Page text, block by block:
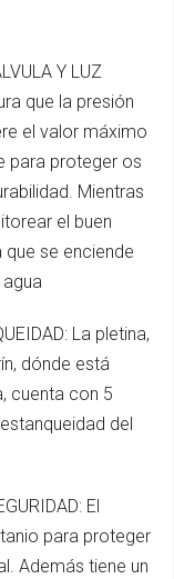
Y LUZ
que la presión
el valor máximo
para proteger os
Mientras
el buen
se enciende
La pletina,
dónde está
cuenta con 5
del
El
para proteger
Además tiene un